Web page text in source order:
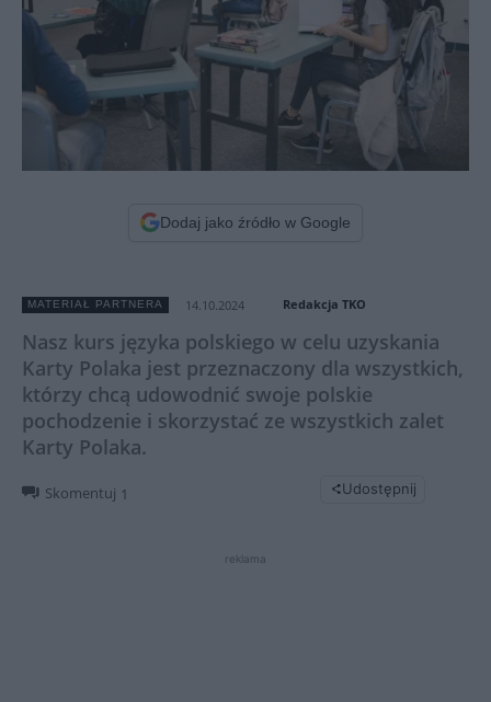
Dodaj jako źródło w Google
MATERIAŁ PARTNERA 14.10.2024 Redakcja TKO
Nasz kurs języka polskiego w celu uzyskania
Karty Polaka jest przeznaczony dla wszystkich,
którzy chcą udowodnić swoje polskie
pochodzenie i skorzystać ze wszystkich zalet
Karty Polaka.
Skomentuj 1 Udostępnij
reklama